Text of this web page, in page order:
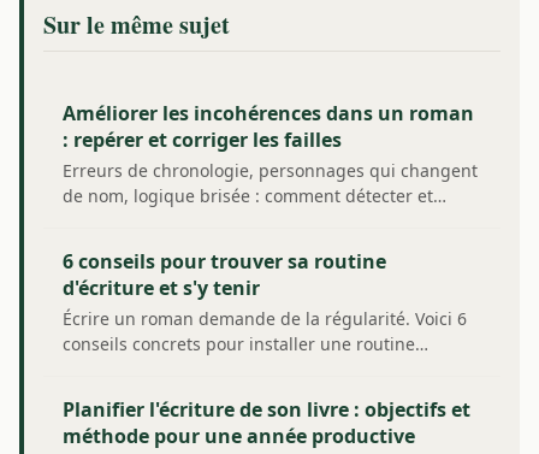
Sur le même sujet
Améliorer les incohérences dans un roman
: repérer et corriger les failles
Erreurs de chronologie, personnages qui changent
de nom, logique brisée : comment détecter et…
6 conseils pour trouver sa routine
d'écriture et s'y tenir
Écrire un roman demande de la régularité. Voici 6
conseils concrets pour installer une routine…
Planifier l'écriture de son livre : objectifs et
méthode pour une année productive